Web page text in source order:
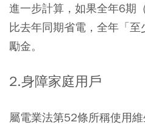
進一步計算，如果全年6期
比去年同期省電，全年「
勵金。
2.身障家庭用戶
屬電業法第52條所稱使用